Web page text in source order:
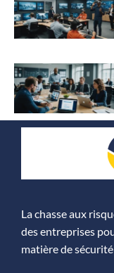
La chasse aux
des entreprises
matière de